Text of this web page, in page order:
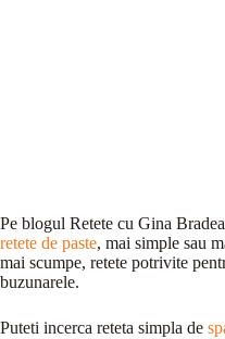
Pe blogul Retete cu Gina
retete de paste, mai simple sau
mai scumpe, retete potrivite
buzunarele.
Puteti incerca reteta simpla de